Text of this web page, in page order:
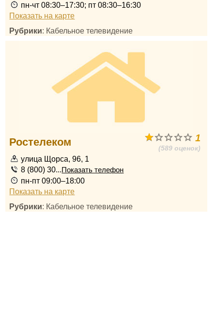
пн-чт 08:30–17:30; пт 08:30–16:30
Показать на карте
Рубрики: Кабельное телевидение
1
(589 оценок)
Ростелеком
улица Щорса, 96, 1
8 (800) 30...Показать телефон
пн-пт 09:00–18:00
Показать на карте
Рубрики: Кабельное телевидение